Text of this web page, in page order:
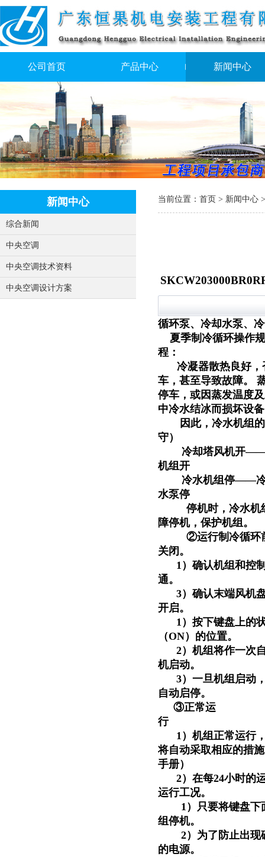
公司首页 产品中心 新闻中心
新闻中心
综合新闻
中央空调
中央空调技术资料
中央空调设计方案
当前位置： 首页 > 新闻中心
循环泵、冷却水泵、
夏季制冷循环操作规
程：
冷凝器散热良好
车，甚至导致故障。
停车，或因蒸发温度
中冷水结冰而损坏设
因此，冷水机组
守）
冷却塔风机开
机组开
冷水机组停——
水泵停
停机时，冷水机
障停机，保护机组
②运行制冷循环
关闭。
1）确认机组和控
通。
3）确认末端风机
开启。
1）按下键盘上的
（ON）的位置。
2）机组将作一次
机启动。
3）一旦机组启动
自动启停。
③正常运
行
1）机组正常运行
将自动采取相应的措
手册）
2）在每24小时的
运行工况。
1）只要将键盘
组停机。
2）为了防止出
的电源。